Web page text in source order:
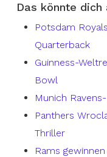
Das könnte
Potsdam
Quarterback
Guinness-
Bowl
Munich
Panthers
Thriller
Rams